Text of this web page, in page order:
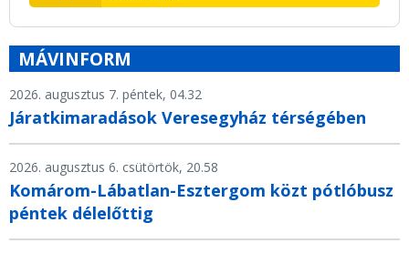
MÁVINFORM
2026. augusztus 7. péntek, 04.32
Járatkimaradások Veresegyház térségében
2026. augusztus 6. csütörtök, 20.58
Komárom-Lábatlan-Esztergom közt pótlóbusz
péntek délelőttig